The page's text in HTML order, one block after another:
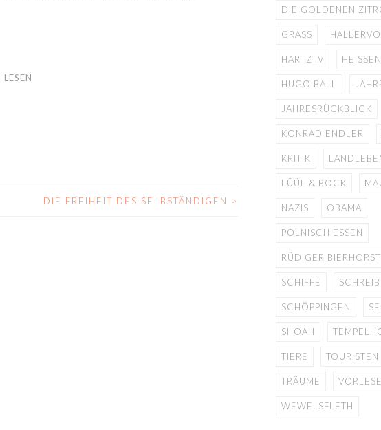
DIE FREIHEIT DES SELBSTÄNDIGEN >
DIE GOLDENEN
GRASS
HARTZ IV
HUGO BALL
JAHRESRÜCKBLICK
KONRAD ENDLER
KRITIK
LÜÜL & BOCK
NAZIS OBAMA
POLNISCH ESSEN
RÜDIGER BIERHORST
SCHIFFE
SCHÖPPINGEN
SHOAH
TIERE TOURISTEN
TRÄUME
WEWELSFLETH